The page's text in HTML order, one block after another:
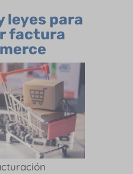
leyes para
factura